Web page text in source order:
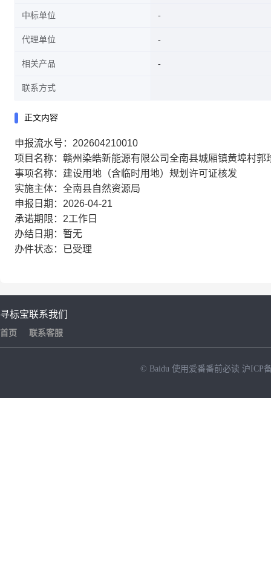
中标单位
代理单位
相关产品
联系方式
正文内容
申报流水号：202604210010
项目名称：赣州染皓新能源有限公司全南县城厢镇黄埠村
事项名称：建设用地（含临时用地）规划许可证核发
实施主体：全南县自然资源局
申报日期：2026-04-21
承诺期限：2工作日
办结日期：暂无
办件状态：已受理
寻标宝
首页
联系我们
联系客服
© Baidu 使用爱番番前必读 沪ICP